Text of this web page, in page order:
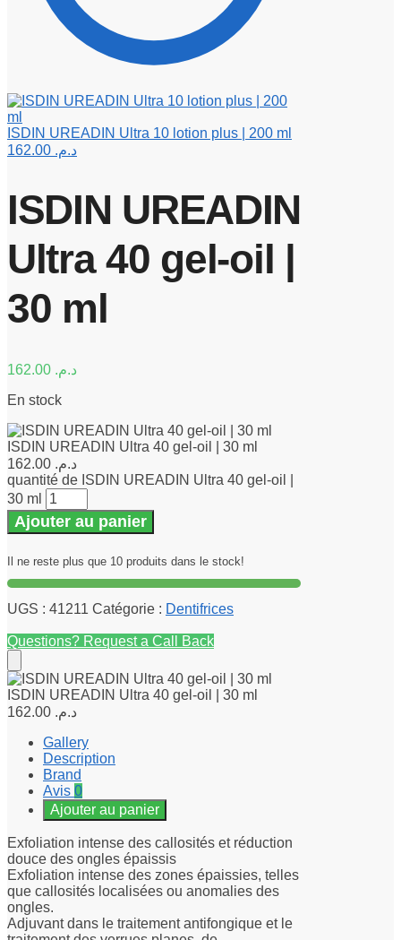
ISDIN UREADIN Ultra 10 lotion plus | 200 ml
د.م.
ISDIN UREADIN
Ultra 40 gel-oil |
30 ml
د.م.
En stock
ISDIN UREADIN Ultra 40 gel-oil | 30 ml
د.م.
quantité de ISDIN UREADIN Ultra 40 gel-oil |
30 ml
Ajouter au panier
Il ne reste plus que 10 produits dans le stock!
UGS : 41211 Catégorie : Dentifrices
Questions? Request a Call Back
ISDIN UREADIN Ultra 40 gel-oil | 30 ml
د.م.
Gallery
Description
Brand
Avis 0
Ajouter au panier
Exfoliation intense des callosités et réduction
douce des ongles épaissis
Exfoliation intense des zones épaissies, telles
que callosités localisées ou anomalies des
ongles.
Adjuvant dans le traitement antifongique et le